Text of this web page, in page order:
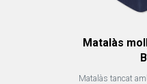
Matalàs
Matalàs tancat